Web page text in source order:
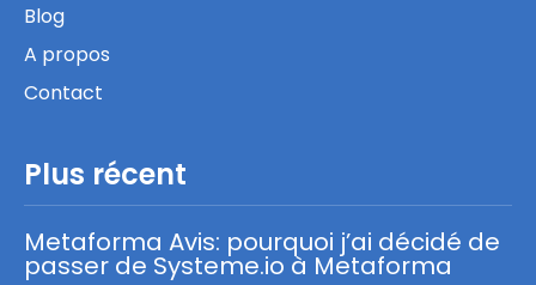
Blog
A propos
Contact
Plus récent
Metaforma Avis: pourquoi j’ai décidé de
passer de Systeme.io à Metaforma